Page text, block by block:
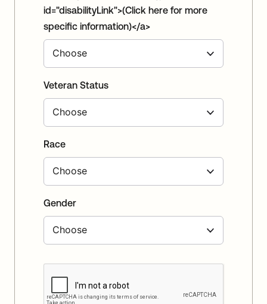
id="disabilityLink">(Click here for more
specific information)</a>
Veteran Status
Race
Gender